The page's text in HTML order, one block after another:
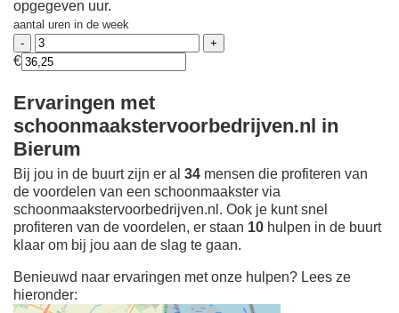
opgegeven uur.
aantal uren in de week
€
Ervaringen met
schoonmaakstervoorbedrijven.nl in
Bierum
Bij jou in de buurt zijn er al 34 mensen die profiteren van
de voordelen van een schoonmaakster via
schoonmaakstervoorbedrijven.nl. Ook je kunt snel
profiteren van de voordelen, er staan 10 hulpen in de buurt
klaar om bij jou aan de slag te gaan.
Benieuwd naar ervaringen met onze hulpen? Lees ze
hieronder: